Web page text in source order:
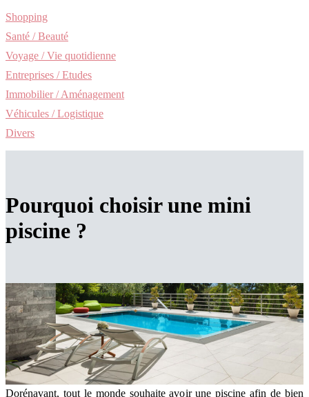
Shopping
Santé / Beauté
Voyage / Vie quotidienne
Entreprises / Etudes
Immobilier / Aménagement
Véhicules / Logistique
Divers
Pourquoi choisir une mini
piscine ?
Dorénavant, tout le monde souhaite avoir une piscine afin de bien